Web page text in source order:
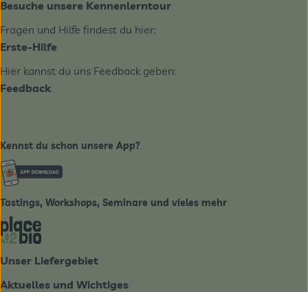
Besuche unsere Kennenlerntour
Fragen und Hilfe findest du hier:
Erste-Hilfe
Hier kannst du uns Feedback geben:
Feedback
Kennst du schon unsere App?
Externer Link zu https://www.biobote-
Tastings, Workshops, Seminare und vieles mehr
Externer Link zu https://place2bio.de/
Unser Liefergebiet
Aktuelles und Wichtiges